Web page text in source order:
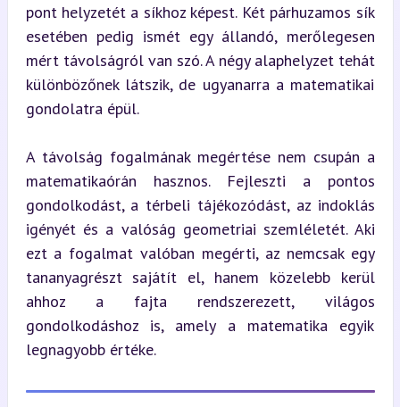
pont helyzetét a síkhoz képest. Két párhuzamos sík
esetében pedig ismét egy állandó, merőlegesen
mért távolságról van szó. A négy alaphelyzet tehát
különbözőnek látszik, de ugyanarra a matematikai
gondolatra épül.
A távolság fogalmának megértése nem csupán a
matematikaórán hasznos. Fejleszti a pontos
gondolkodást, a térbeli tájékozódást, az indoklás
igényét és a valóság geometriai szemléletét. Aki
ezt a fogalmat valóban megérti, az nemcsak egy
tananyagrészt sajátít el, hanem közelebb kerül
ahhoz a fajta rendszerezett, világos
gondolkodáshoz is, amely a matematika egyik
legnagyobb értéke.